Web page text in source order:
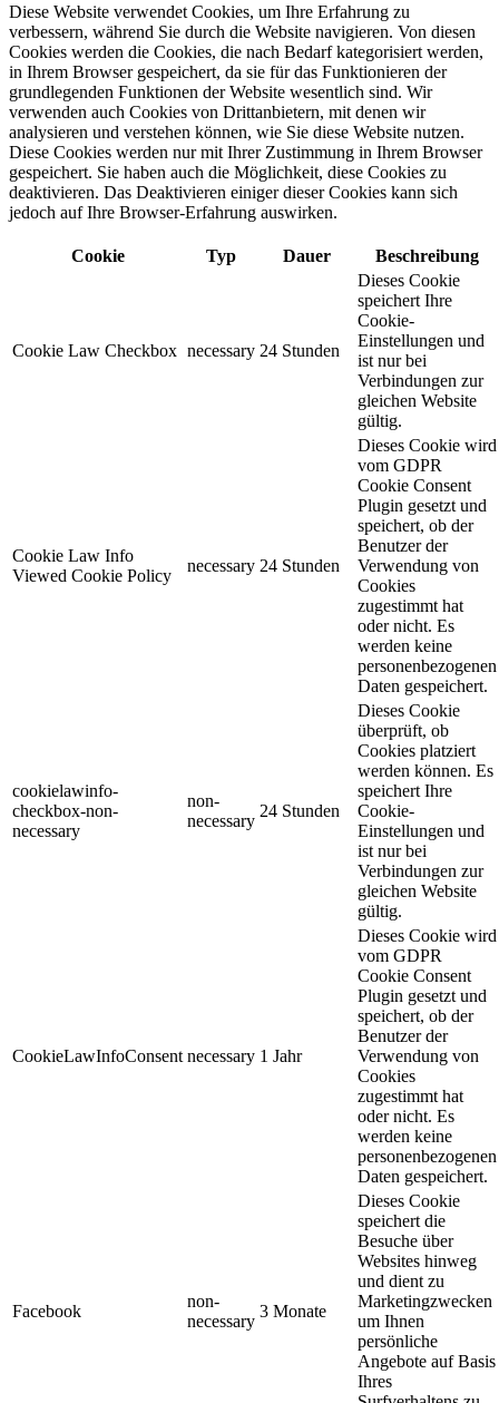
Diese Website verwendet Cookies, um Ihre Erfahrung zu
verbessern, während Sie durch die Website navigieren. Von diesen
Cookies werden die Cookies, die nach Bedarf kategorisiert werden,
in Ihrem Browser gespeichert, da sie für das Funktionieren der
grundlegenden Funktionen der Website wesentlich sind. Wir
verwenden auch Cookies von Drittanbietern, mit denen wir
analysieren und verstehen können, wie Sie diese Website nutzen.
Diese Cookies werden nur mit Ihrer Zustimmung in Ihrem Browser
gespeichert. Sie haben auch die Möglichkeit, diese Cookies zu
deaktivieren. Das Deaktivieren einiger dieser Cookies kann sich
jedoch auf Ihre Browser-Erfahrung auswirken.
Cookie Typ Dauer Beschreibung
Cookie Law Checkbox necessary 24 Stunden
Dieses Cookie
speichert Ihre
Cookie-
Einstellungen und
ist nur bei
Verbindungen zur
gleichen Website
gültig.
Cookie Law Info
Viewed Cookie Policy
necessary 24 Stunden
Dieses Cookie wird
vom GDPR
Cookie Consent
Plugin gesetzt und
speichert, ob der
Benutzer der
Verwendung von
Cookies
zugestimmt hat
oder nicht. Es
werden keine
personenbezogenen
Daten gespeichert.
cookielawinfo-
checkbox-non-
necessary
non-
necessary
24 Stunden
Dieses Cookie
überprüft, ob
Cookies platziert
werden können. Es
speichert Ihre
Cookie-
Einstellungen und
ist nur bei
Verbindungen zur
gleichen Website
gültig.
CookieLawInfoConsent necessary 1 Jahr
Dieses Cookie wird
vom GDPR
Cookie Consent
Plugin gesetzt und
speichert, ob der
Benutzer der
Verwendung von
Cookies
zugestimmt hat
oder nicht. Es
werden keine
personenbezogenen
Daten gespeichert.
Facebook
non-
necessary
3 Monate
Dieses Cookie
speichert die
Besuche über
Websites hinweg
und dient zu
Marketingzwecken
um Ihnen
persönliche
Angebote auf Basis
Ihres